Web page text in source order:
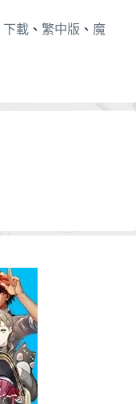
下載、 繁中版 、 魔